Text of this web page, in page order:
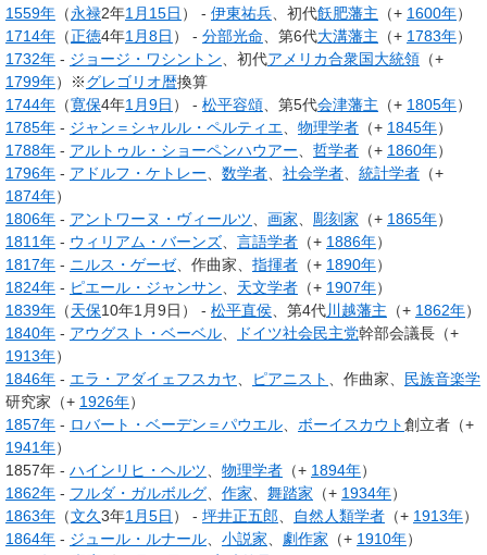
1559年 （永禄2年1月15日 ） - 伊東祐兵 、初代飫肥藩主 （+ 1600年）
1714年 （正徳4年1月8日 ） - 分部光命 、第6代大溝藩主 （+ 1783年）
1732年 - ジョージ・ワシントン 、初代アメリカ合衆国大統領 （+
1799年）※グレゴリオ暦換算
1744年 （寛保4年1月9日 ） - 松平容頌 、第5代会津藩主 （+ 1805年）
1785年 - ジャン＝シャルル・ペルティエ 物理学者 （+ 1845年）
1788年 - アルトゥル・ショーペンハウアー 哲学者 （+ 1860年）
1796年 - アドルフ・ケトレー 数学者 社会学者 統計学者 （+
1874年）
1806年 - アントワーヌ・ヴィールツ 画家 彫刻家 （+ 1865年）
1811年 - ウィリアム・バーンズ 言語学者 （+ 1886年）
1817年 - ニルス・ゲーゼ、作曲家、 指揮者 （+ 1890年）
1824年 - ピエール・ジャンサン 天文学者 （+ 1907年）
1839年 （天保10年1月9日） - 松平直侯 、第4代川越藩主 （+ 1862年）
1840年 - アウグスト・ベーベル ドイツ社会民主党幹部会議長（+
1913年）
1846年 - エラ・アダイェフスカヤ ピアニスト 、作曲家、
民族音楽学
研究家（+ 1926年）
1857年 - ロバート・ベーデン＝パウエル ボーイスカウト創立者（+
1941年）
1857年 - ハインリヒ・ヘルツ 物理学者 （+ 1894年）
1862年 - フルダ・ガルボルグ 作家 舞踏家 （+ 1934年）
1863年 （文久3年1月5日 ） - 坪井正五郎 自然人類学者 （+ 1913年）
1864年 - ジュール・ルナール 小説家 劇作家 （+ 1910年）